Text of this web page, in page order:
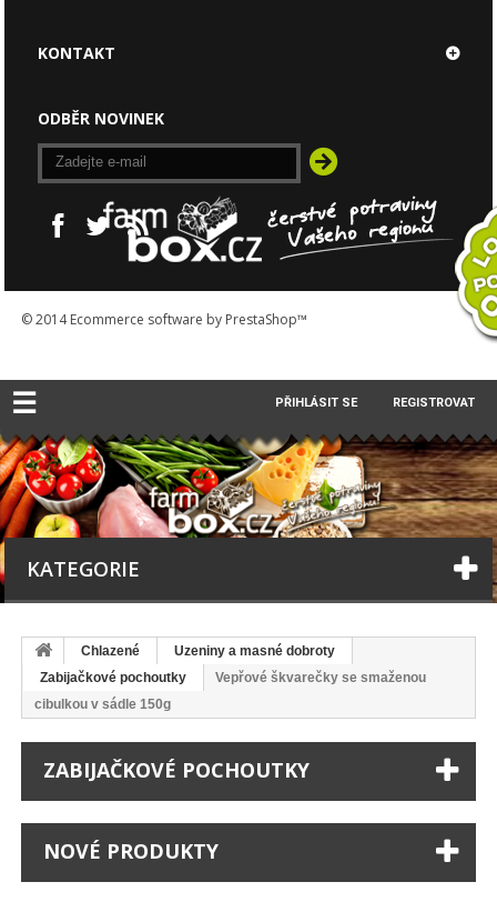
© 2014Ecommerce software by PrestaShop™
KONTAKT
ODBĚR NOVINEK
☰ PŘIHLÁSIT SE REGISTROVAT
KATEGORIE
Chlazené
Uzeniny a masné dobroty
Zabijačkové pochoutky
Vepřové škvarečky se smaženou
cibulkou v sádle 150g
ZABIJAČKOVÉ POCHOUTKY
NOVÉ PRODUKTY